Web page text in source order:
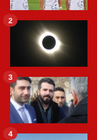
2
3
4